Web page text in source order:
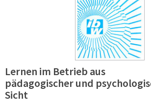
Lernen im Betrieb aus
pädagogischer und
Sicht